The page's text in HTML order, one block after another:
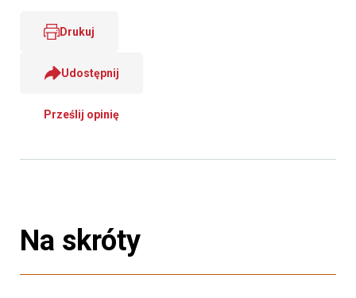
Drukuj
Udostępnij
Prześlij opinię
Na skróty